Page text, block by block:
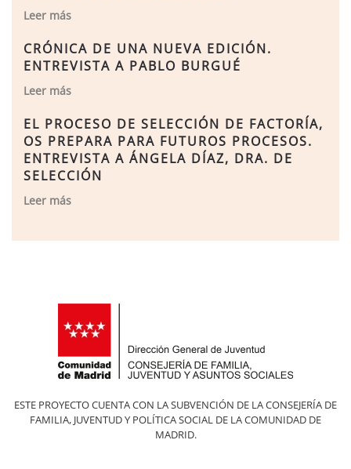
Leer más
CRÓNICA DE UNA NUEVA EDICIÓN.
ENTREVISTA A PABLO BURGUÉ
Leer más
EL PROCESO DE SELECCIÓN DE FACTORÍA,
OS PREPARA PARA FUTUROS PROCESOS.
ENTREVISTA A ÁNGELA DÍAZ, DRA. DE
SELECCIÓN
Leer más
ESTE PROYECTO CUENTA CON LA SUBVENCIÓN DE LA CONSEJERÍA DE
FAMILIA, JUVENTUD Y POLÍTICA SOCIAL DE LA COMUNIDAD DE
MADRID.